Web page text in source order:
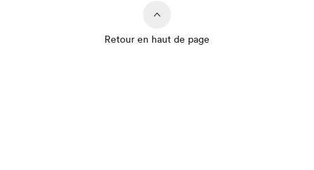
Retour en haut de page